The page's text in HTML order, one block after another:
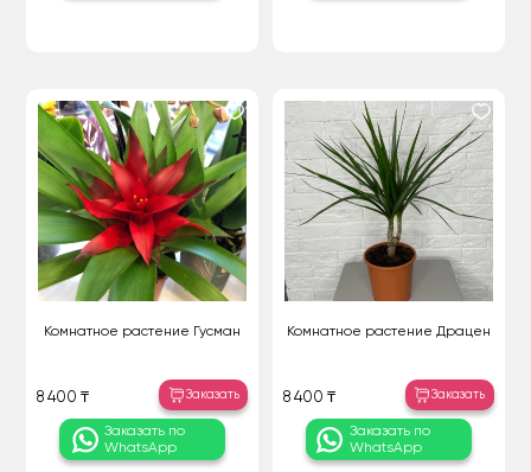
Комнатное растение Гусман
8 400 ₸ Заказать
Заказать по
WhatsApp
Комнатное растение Драцен
8 400 ₸ Заказать
Заказать по
WhatsApp